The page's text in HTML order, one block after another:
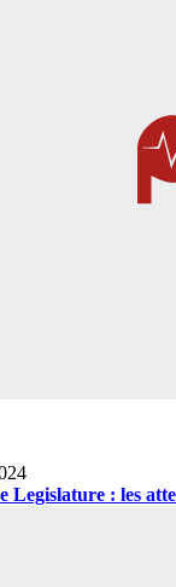
Legislature : les